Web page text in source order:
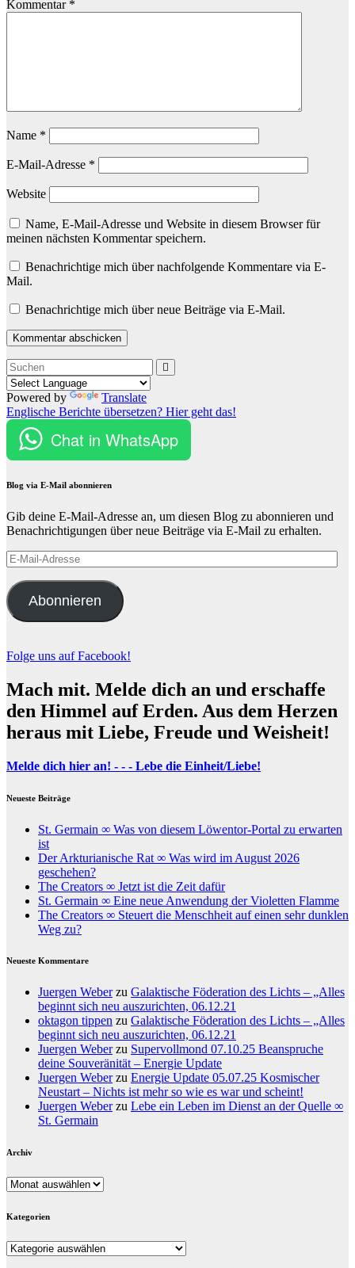
Kommentar *
Name *
E-Mail-Adresse *
Website
Name, E-Mail-Adresse und Website in diesem Browser für
meinen nächsten Kommentar speichern.
Benachrichtige mich über nachfolgende Kommentare via E-
Mail.
Benachrichtige mich über neue Beiträge via E-Mail.
Powered by
Translate
Englische Berichte übersetzen? Hier geht das!
Chat in WhatsApp
Blog via E-Mail abonnieren
Gib deine E-Mail-Adresse an, um diesen Blog zu abonnieren und
Benachrichtigungen über neue Beiträge via E-Mail zu erhalten.
E-
Mail-
Adresse
Abonnieren
Folge uns auf Facebook!
Mach mit. Melde dich an und erschaffe
den Himmel auf Erden. Aus dem Herzen
heraus mit Liebe, Freude und Weisheit!
Melde dich hier an! - - - Lebe die Einheit/Liebe!
Neueste Beiträge
St. Germain ∞ Was von diesem Löwentor-Portal zu erwarten
ist
Der Arkturianische Rat ∞ Was wird im August 2026
geschehen?
The Creators ∞ Jetzt ist die Zeit dafür
St. Germain ∞ Eine neue Anwendung der Violetten Flamme
The Creators ∞ Steuert die Menschheit auf einen sehr dunklen
Weg zu?
Neueste Kommentare
Juergen Weberzu Galaktische Föderation des Lichts – „Alles
beginnt sich neu auszurichten, 06.12.21
oktagon tippen zu Galaktische Föderation des Lichts – „Alles
beginnt sich neu auszurichten, 06.12.21
Juergen Weberzu Supervollmond 07.10.25 Beanspruche
deine Souveränität – Energie Update
Juergen Weberzu Energie Update 05.07.25 Kosmischer
Neustart – Nichts ist mehr so wie es war und scheint!
Juergen Weberzu Lebe ein Leben im Dienst an der Quelle ∞
St. Germain
Archiv
Archiv
Kategorien
Kategorien